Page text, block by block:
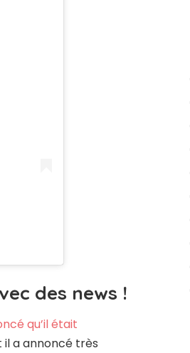
des news !
qu’il était
il a annoncé très